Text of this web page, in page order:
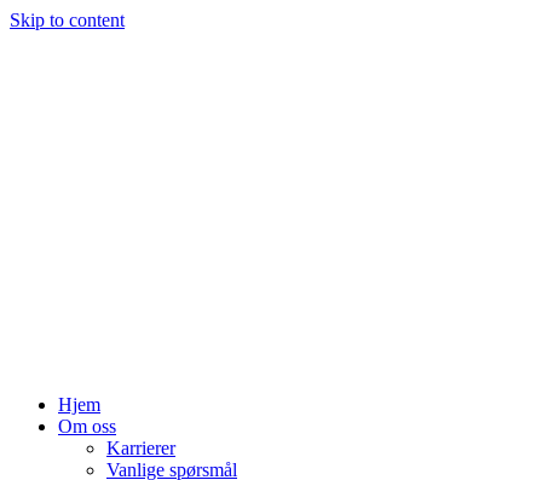
Skip to content
Hjem
Om oss
Karrierer
Vanlige spørsmål